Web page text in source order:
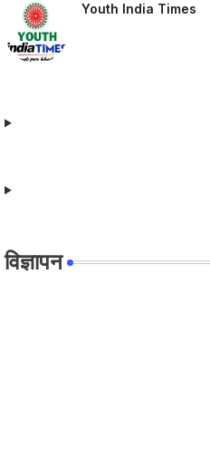
Youth India Times
विज्ञापन